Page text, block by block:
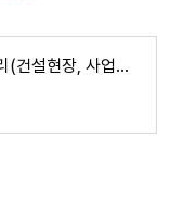
[(주)서희건설] 안전관리(건설현장, 사업소) 신입 및 경력 채용 (마감일 : 채용시) - 건설취업 건설